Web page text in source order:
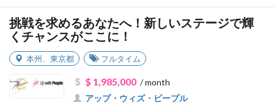
挑戦を求めるあなたへ！新しいステージで輝
くチャンスがここに！
本州 東京都 フルタイム
$ 1,985,000/ month
アップ・ウィズ・ピープル